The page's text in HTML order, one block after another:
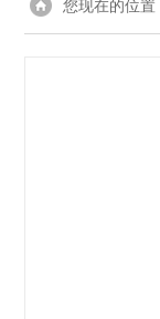
您现在的位置